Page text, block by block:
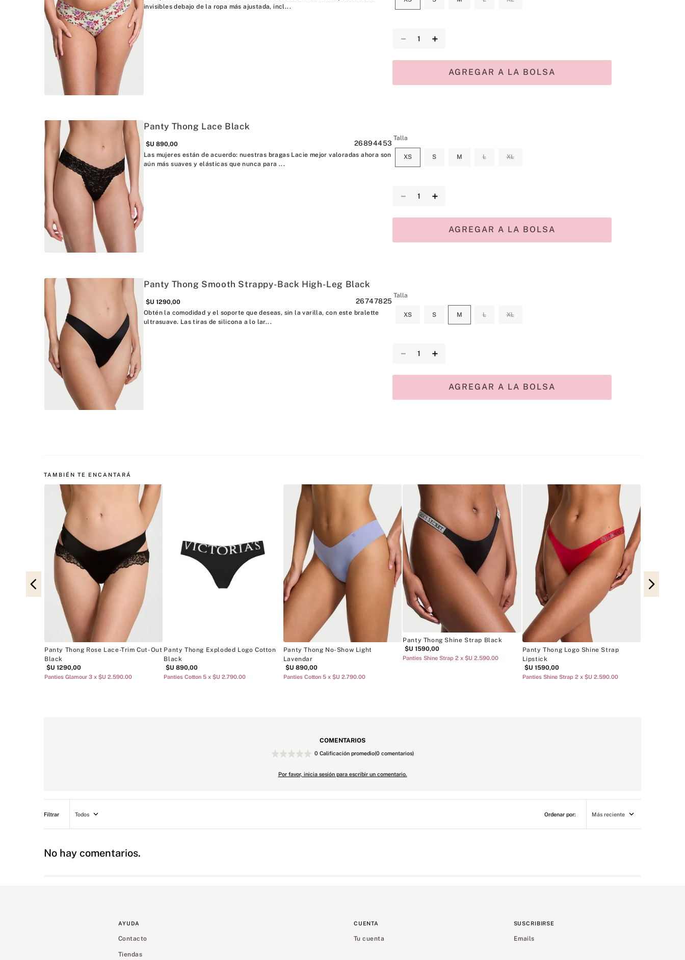
invisibles debajo de la ropa más ajustada, incl...
＋
－
AGREGAR A LA BOLSA
Panty Thong Lace Black
$U 890,00 26894453
Las mujeres están de acuerdo: nuestras bragas Lacie mejor valoradas ahora son
aún más suaves y elásticas que nunca para ...
Talla
XS S M L XL
＋
－
AGREGAR A LA BOLSA
Panty Thong Smooth Strappy-Back High-Leg Black
$U 1290,00 26747825
Obtén la comodidad y el soporte que deseas, sin la varilla, con este bralette
ultrasuave. Las tiras de silicona a lo lar...
Talla
XS S M L XL
＋
－
AGREGAR A LA BOLSA
TAMBIÉN TE ENCANTARÁ
Panty Thong Rose Lace-Trim Cut-Out
Black
$U 1290,00
Panties Glamour 3 x $U 2.590.00
Panty Thong Exploded Logo Cotton
Black
$U 890,00
Panties Cotton 5 x $U 2.790.00
Panty Thong No-Show Light
Lavendar
$U 890,00
Panties Cotton 5 x $U 2.790.00
Panty Thong Shine Strap Black
$U 1590,00
Panties Shine Strap 2 x $U 2.590.00
Panty Thong Logo Shine Strap
Lipstick
$U 1590,00
Panties Shine Strap 2 x $U 2.590.00
COMENTARIOS
0 Calificación promedio(0 comentarios)
Por favor, inicia sesión para escribir un comentario.
Más reciente
Todos
No hay comentarios.
AYUDA
Contacto
Tiendas
CUENTA
Tu cuenta
SUSCRIBIRSE
Emails